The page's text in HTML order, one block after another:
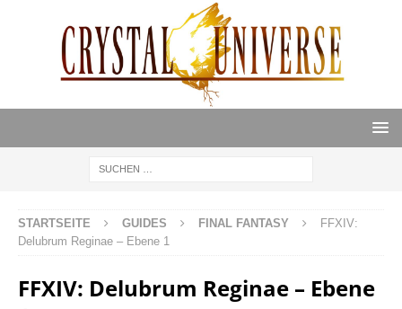
STARTSEITE GUIDES FINAL FANTASY
FFXIV:
Delubrum Reginae – Ebene 1
FFXIV: Delubrum Reginae – Ebene